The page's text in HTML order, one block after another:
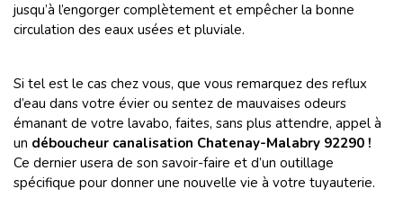
jusqu’à l’engorger complètement et empêcher la bonne
circulation des eaux usées et pluviale.
Si tel est le cas chez vous, que vous remarquez des reflux
d’eau dans votre évier ou sentez de mauvaises odeurs
émanant de votre lavabo, faites, sans plus attendre, appel à
un déboucheur canalisation Chatenay-Malabry 92290 !
Ce dernier usera de son savoir-faire et d’un outillage
spécifique pour donner une nouvelle vie à votre tuyauterie.